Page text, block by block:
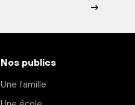
Nos publics
Une famille